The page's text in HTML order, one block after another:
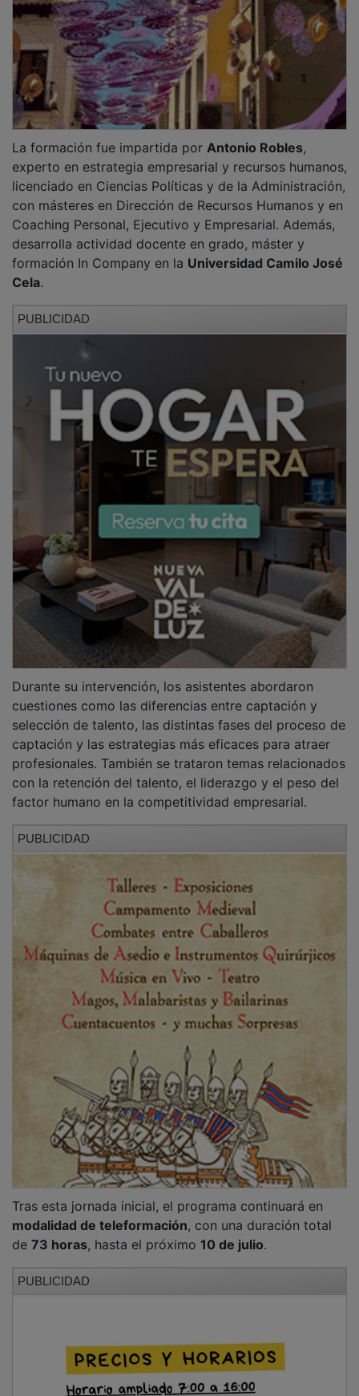
experto en estrategia empresarial y recursos humanos,
licenciado en Ciencias Políticas y de la Administración,
con másteres en Dirección de Recursos Humanos y en
Coaching Personal, Ejecutivo y Empresarial. Además,
desarrolla actividad docente en grado, máster y
formación In Company en la Universidad Camilo José
Cela.
Durante su intervención, los asistentes abordaron
cuestiones como las diferencias entre captación y
selección de talento, las distintas fases del proceso de
captación y las estrategias más eficaces para atraer
profesionales. También se trataron temas relacionados
con la retención del talento, el liderazgo y el peso del
factor humano en la competitividad empresarial.
PUBLICIDAD
Tras esta jornada inicial, el programa continuará en
modalidad de teleformación, con una duración total
73 horas , hasta el próximo10 de julio
NOTICIAS RELACIONADAS